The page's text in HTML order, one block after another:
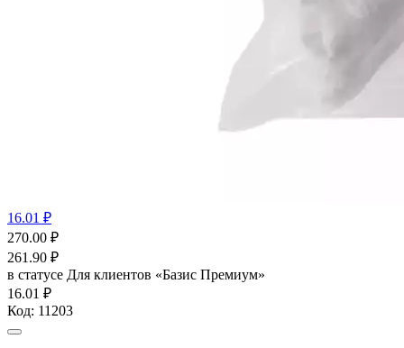
16.01 ₽
270.00 ₽
261.90 ₽
в статусе Для клиентов «Базис Премиум»
16.01 ₽
Код: 11203